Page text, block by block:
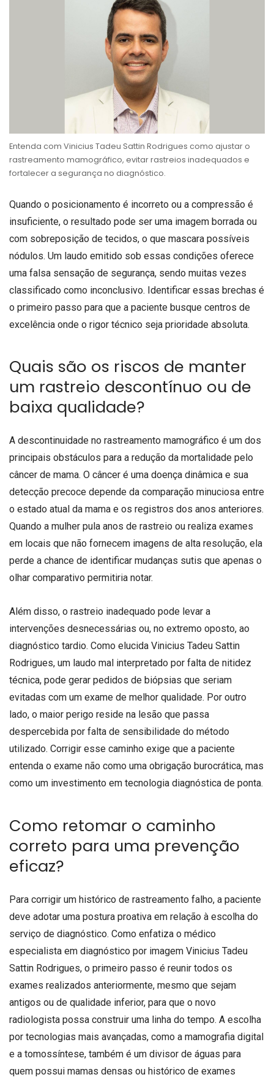
Entenda com Vinicius Tadeu Sattin Rodrigues como ajustar o
rastreamento mamográfico, evitar rastreios inadequados e
fortalecer a segurança no diagnóstico.
Quando o posicionamento é incorreto ou a compressão é
insuficiente, o resultado pode ser uma imagem borrada ou
com sobreposição de tecidos, o que mascara possíveis
nódulos. Um laudo emitido sob essas condições oferece
uma falsa sensação de segurança, sendo muitas vezes
classificado como inconclusivo. Identificar essas brechas é
o primeiro passo para que a paciente busque centros de
excelência onde o rigor técnico seja prioridade absoluta.
Quais são os riscos de manter
um rastreio descontínuo ou de
baixa qualidade?
A descontinuidade no rastreamento mamográfico é um dos
principais obstáculos para a redução da mortalidade pelo
câncer de mama. O câncer é uma doença dinâmica e sua
detecção precoce depende da comparação minuciosa entre
o estado atual da mama e os registros dos anos anteriores.
Quando a mulher pula anos de rastreio ou realiza exames
em locais que não fornecem imagens de alta resolução, ela
perde a chance de identificar mudanças sutis que apenas o
olhar comparativo permitiria notar.
Além disso, o rastreio inadequado pode levar a
intervenções desnecessárias ou, no extremo oposto, ao
diagnóstico tardio. Como elucida Vinicius Tadeu Sattin
Rodrigues, um laudo mal interpretado por falta de nitidez
técnica, pode gerar pedidos de biópsias que seriam
evitadas com um exame de melhor qualidade. Por outro
lado, o maior perigo reside na lesão que passa
despercebida por falta de sensibilidade do método
utilizado. Corrigir esse caminho exige que a paciente
entenda o exame não como uma obrigação burocrática, mas
como um investimento em tecnologia diagnóstica de ponta.
Como retomar o caminho
correto para uma prevenção
eficaz?
Para corrigir um histórico de rastreamento falho, a paciente
deve adotar uma postura proativa em relação à escolha do
serviço de diagnóstico. Como enfatiza o médico
especialista em diagnóstico por imagem Vinicius Tadeu
Sattin Rodrigues, o primeiro passo é reunir todos os
exames realizados anteriormente, mesmo que sejam
antigos ou de qualidade inferior, para que o novo
radiologista possa construir uma linha do tempo. A escolha
por tecnologias mais avançadas, como a mamografia digital
e a tomossíntese, também é um divisor de águas para
quem possui mamas densas ou histórico de exames